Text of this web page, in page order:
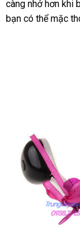
càng nhở hơn khi
bạn siêu
có thể mặc